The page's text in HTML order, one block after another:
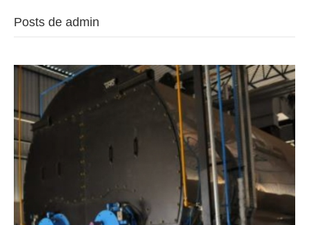
Posts de admin